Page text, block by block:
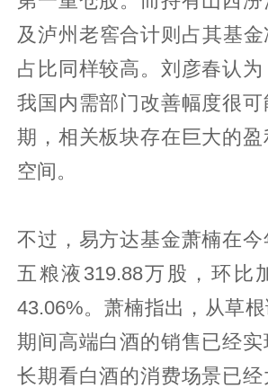
及泸州老窖合计则占其基金
占比同样较高。刘彦春认为
我国内需部门改善幅度很
期，相关板块存在巨大的
空间。
不过，易方达基金萧楠在
五粮液319.88万股，环比
43.06%。萧楠指出，从草
期间高端白酒的销售已经
长期看白酒的消费场景已经